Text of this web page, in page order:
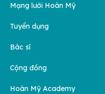
Mạng lưới Hoàn Mỹ
Tuyển dụng
Bác sĩ
Cộng đồng
Hoàn Mỹ Academy